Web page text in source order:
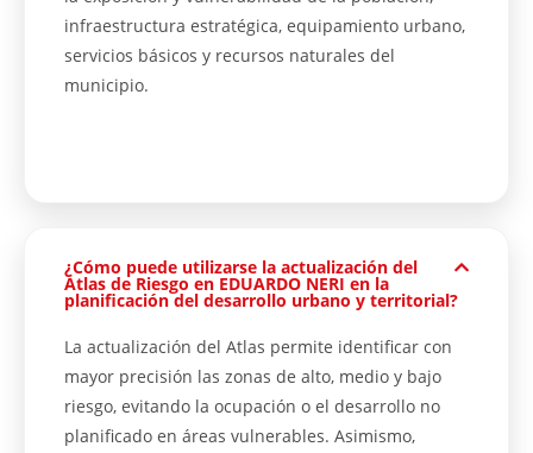
infraestructura estratégica, equipamiento urbano,
servicios básicos y recursos naturales del
municipio.
¿Cómo puede utilizarse la actualización del
Atlas de Riesgo en EDUARDO NERI en la
planificación del desarrollo urbano y territorial?
La actualización del Atlas permite identificar con
mayor precisión las zonas de alto, medio y bajo
riesgo, evitando la ocupación o el desarrollo no
planificado en áreas vulnerables. Asimismo,